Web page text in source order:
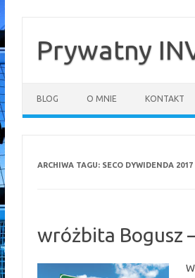
treściPrywatny
BLOG O MNIE KONTAKT
ARCHIWA TAGU: SECO DYWIDENDA 2017
wróżbita Bogusz